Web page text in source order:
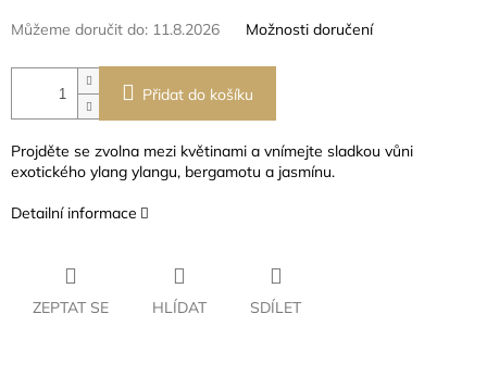
Můžeme doručit do: 11.8.2026 Možnosti doručení
Přidat do košíku
Projděte se zvolna mezi květinami a vnímejte sladkou vůni
exotického ylang ylangu, bergamotu a jasmínu.
Detailní informace
ZEPTAT SE HLÍDAT SDÍLET